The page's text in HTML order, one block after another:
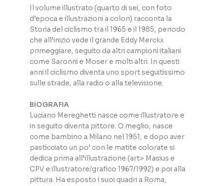
1965-
1985
quantità
Il volume illustrato (quarto di sei, con foto
d’epoca e illustrazioni a colori) racconta la
Storia del ciclismo tra il 1965 e il 1985, periodo
che all’inizio vede il grande Eddy Merckx
primeggiare, seguito da altri campioni italiani
come Saronni e Moser e molti altri. In questi
anni il ciclismo diventa uno sport seguitissimo
sulle strade, alla radio o alla televisione.
BIOGRAFIA
Luciano Mereghetti nasce come illustratore e
in seguito diventa pittore. O meglio, nasce
come bambino a Milano nel 1951, e dopo aver
pasticciato un po’ con le matite colorate si
dedica prima all’illustrazione (art> Masius e
CPV e illustratore/grafico 1967/1992) e poi alla
pittura. Ha esposto i suoi quadri a Roma,